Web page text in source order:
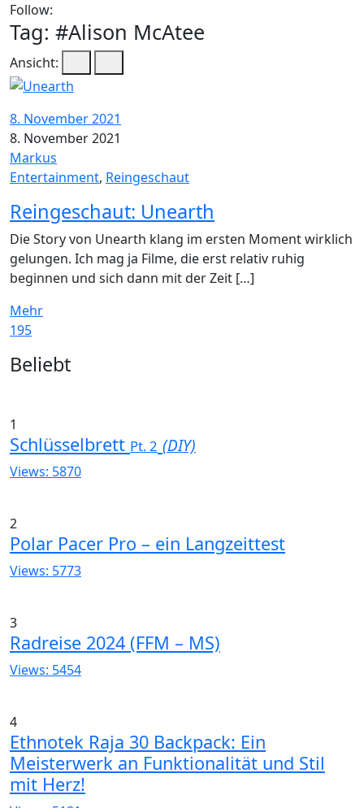
Follow:
Tag: #Alison McAtee
Ansicht:
8. November 2021
8. November 2021
Markus
Entertainment, Reingeschaut
Reingeschaut: Unearth
Die Story von Unearth klang im ersten Moment wirklich
gelungen. Ich mag ja Filme, die erst relativ ruhig
beginnen und sich dann mit der Zeit […]
Mehr
195
Widgets
Beliebt
1
Schlüsselbrett Pt. 2 (DIY)
Views: 5870
2
Polar Pacer Pro – ein Langzeittest
Views: 5773
3
Radreise 2024 (FFM – MS)
Views: 5454
4
Ethnotek Raja 30 Backpack: Ein
Meisterwerk an Funktionalität und Stil
mit Herz!